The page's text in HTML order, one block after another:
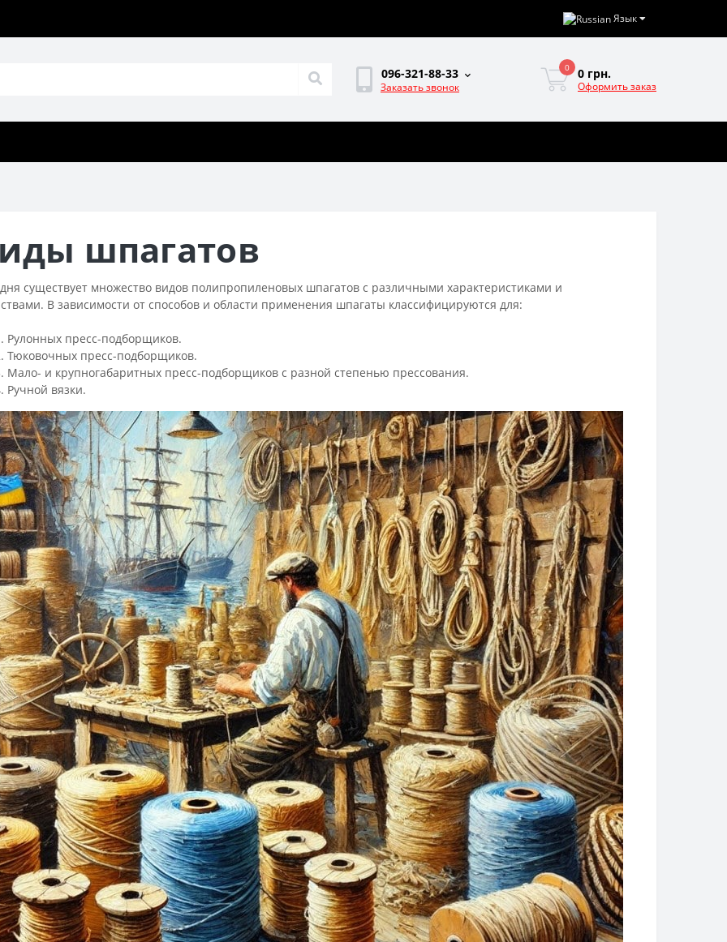
Язык
096-321-88-33
Заказать звонок
0 0 грн.
Оформить заказ
шпагатов
существует множество видов полипропиленовых шпагатов с различными характеристиками и
В зависимости от способов и области применения шпагаты классифицируются для:
Рулонных пресс-подборщиков.
Тюковочных пресс-подборщиков.
Мало- и крупногабаритных пресс-подборщиков с разной степенью прессования.
Ручной вязки.